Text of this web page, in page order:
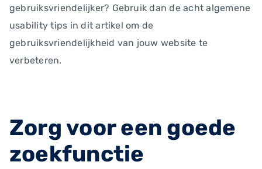
gebruiksvriendelijker? Gebruik dan de acht algemene
usability tips in dit artikel om de
gebruiksvriendelijkheid van jouw website te
verbeteren.
Zorg voor een goede
zoekfunctie